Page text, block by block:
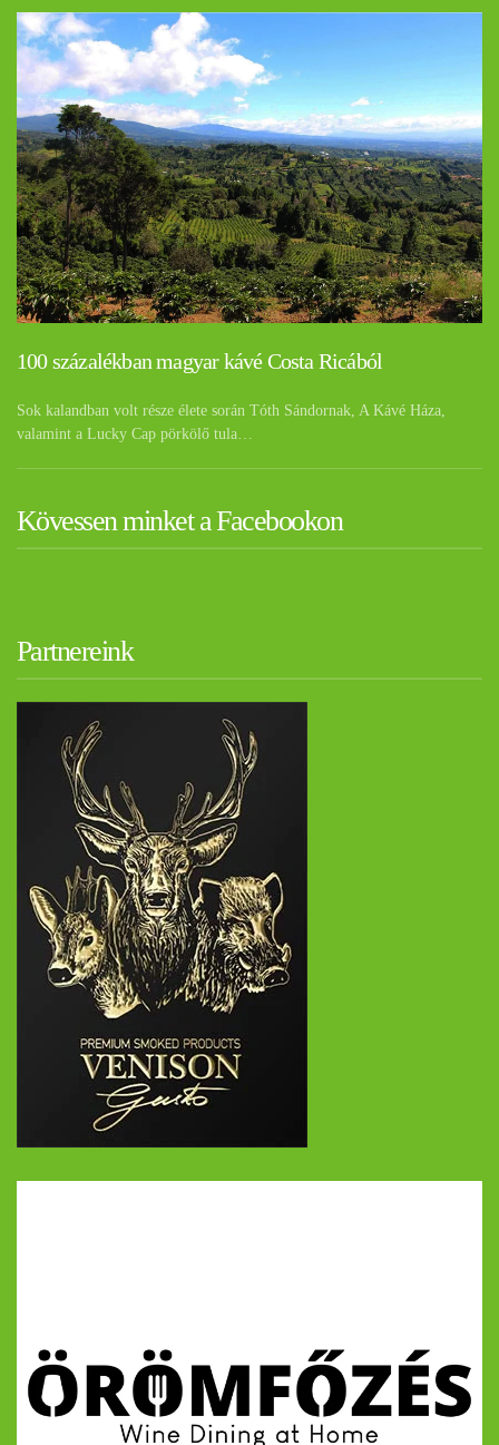
100 százalékban magyar kávé Costa Ricából
Sok kalandban volt része élete során Tóth Sándornak, A Kávé Háza,
valamint a Lucky Cap pörkölő tula…
Kövessen minket a Facebookon
Partnereink